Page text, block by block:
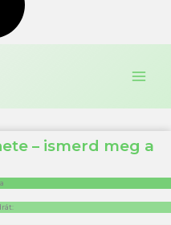
– ismerd meg a